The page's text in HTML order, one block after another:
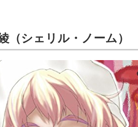
トの話題
（シェリル・ノーム）